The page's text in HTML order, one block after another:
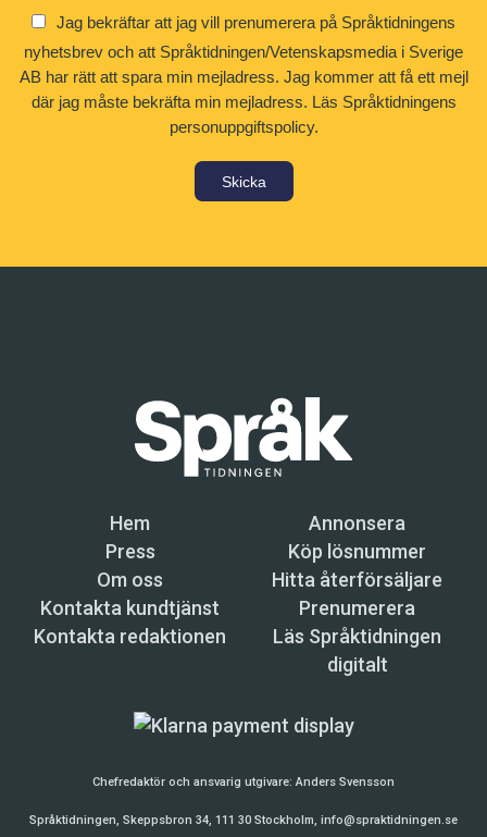
Jag bekräftar att jag vill prenumerera på Språktidningens
nyhetsbrev och att Språktidningen/Vetenskapsmedia i Sverige
AB har rätt att spara min mejladress. Jag kommer att få ett mejl
där jag måste bekräfta min mejladress. Läs Språktidningens
personuppgiftspolicy.
Skicka
Hem
Annonsera
Press
Köp lösnummer
Om oss
Hitta återförsäljare
Kontakta kundtjänst
Prenumerera
Kontakta redaktionen
Läs Språktidningen
digitalt
Chefredaktör och ansvarig utgivare:Anders Svensson
Språktidningen, Skeppsbron 34, 111 30 Stockholm, info@spraktidningen.se